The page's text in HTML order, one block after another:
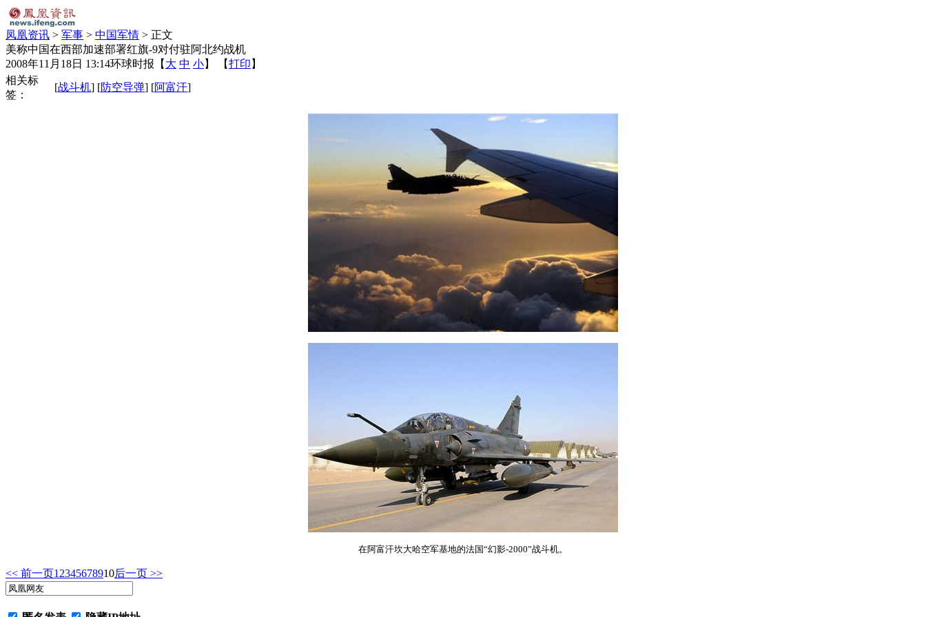
凤凰资讯 > 军事 > 中国军情 > 正文
美称中国在西部加速部署红旗-9对付驻阿北约战机
2008年11月18日 13:14环球时报 【 大 中 小】 【打印 】
相关标
签：
[战斗机] [防空导弹] [阿富汗]
在阿富汗坎大哈空军基地的法国“幻影-2000”战斗机。
<< 前一页1 2345678910后一页 >>